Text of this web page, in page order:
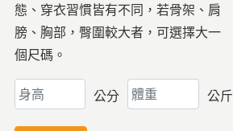
態、穿衣習慣皆有不同，若骨架、肩
膀、胸部，臀圍較大者，可選擇大一
個尺碼。
公分 公斤